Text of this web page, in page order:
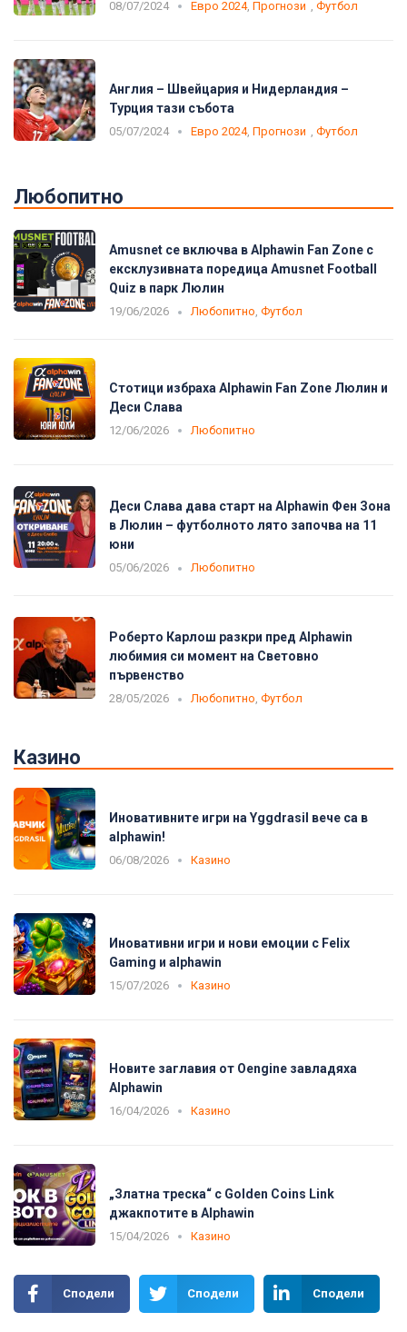
08/07/2024 Евро 2024, Прогнози Футбол
Англия – Швейцария и Нидерландия –
Турция тази събота
05/07/2024 Евро 2024, Прогнози Футбол
Любопитно
Amusnet се включва в Alphawin Fan Zone с
ексклузивната поредица Amusnet Football
Quiz в парк Люлин
19/06/2026 Любопитно, Футбол
Стотици избраха Alphawin Fan Zone Люлин и
Деси Слава
12/06/2026 Любопитно
Деси Слава дава старт на Alphawin Фен Зона
в Люлин – футболното лято започва на 11
юни
05/06/2026 Любопитно
Роберто Карлош разкри пред Alphawin
любимия си момент на Световно
първенство
28/05/2026 Любопитно, Футбол
Казино
Иновативните игри на Yggdrasil вече са в
alphawin!
06/08/2026 Казино
Иновативни игри и нови емоции с Felix
Gaming и alphawin
15/07/2026 Казино
Новите заглавия от Oengine завладяха
Alphawin
16/04/2026 Казино
„Златна треска“ с Golden Coins Link
джакпотите в Alphawin
15/04/2026 Казино
Сподели Сподели Сподели